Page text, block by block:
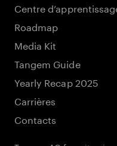
Centre
Roadmap
Media Kit
Tangem Guide
Yearly Recap 2025
Carrières
Contacts